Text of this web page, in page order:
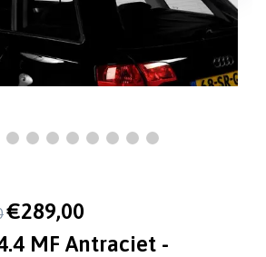
€289,00
MF Antraciet -